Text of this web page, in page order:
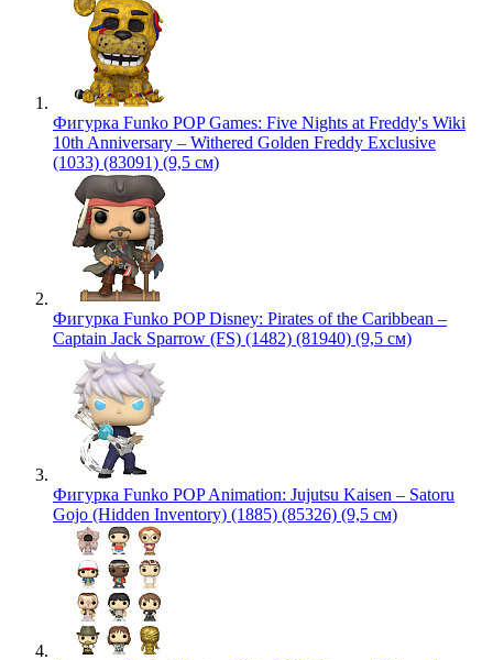
Фигурка Funko POP Games: Five Nights at Freddy's Wiki
10th Anniversary – Withered Golden Freddy Exclusive
(1033) (83091) (9,5 см)
Фигурка Funko POP Disney: Pirates of the Caribbean –
Captain Jack Sparrow (FS) (1482) (81940) (9,5 см)
Фигурка Funko POP Animation: Jujutsu Kaisen – Satoru
Gojo (Hidden Inventory) (1885) (85326) (9,5 см)